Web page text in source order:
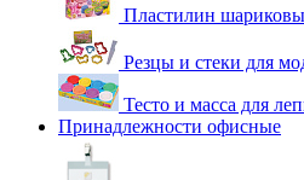
Пластилин
Резцы и стеки для
Тесто и масса для
Принадлежности офисные